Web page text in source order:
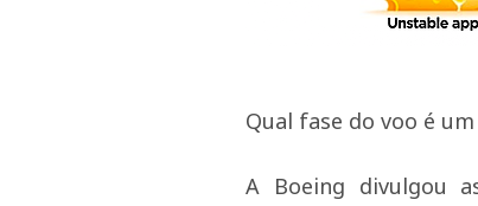
Qual fase do voo é
A Boeing divulgou